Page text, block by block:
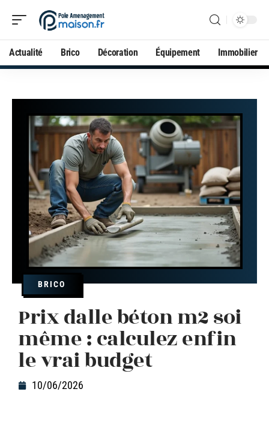
Actualité Brico Décoration Équipement Immobilier
BRICO
Prix dalle béton m2 soi
même : calculez enfin
le vrai budget
10/06/2026